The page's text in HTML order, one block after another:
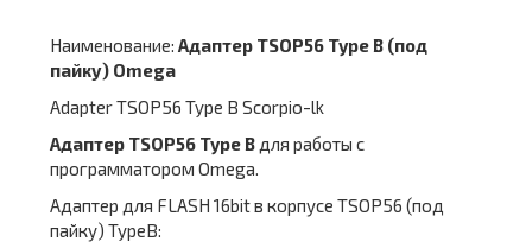
Наименование: Адаптер TSOP56 Type B (под
пайку) Omega
Adapter TSOP56 Type B Scorpio-lk
Адаптер TSOP56 Type B для работы с
программатором Omega.
Адаптер для FLASH 16bit в корпусе TSOP56 (под
пайку) TypeB: